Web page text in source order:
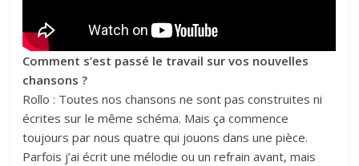
Comment s’est passé le travail sur vos nouvelles
chansons ?
Rollo : Toutes nos chansons ne sont pas construites ni
écrites sur le même schéma. Mais ça commence
toujours par nous quatre qui jouons dans une pièce.
Parfois j’ai écrit une mélodie ou un refrain avant, mais